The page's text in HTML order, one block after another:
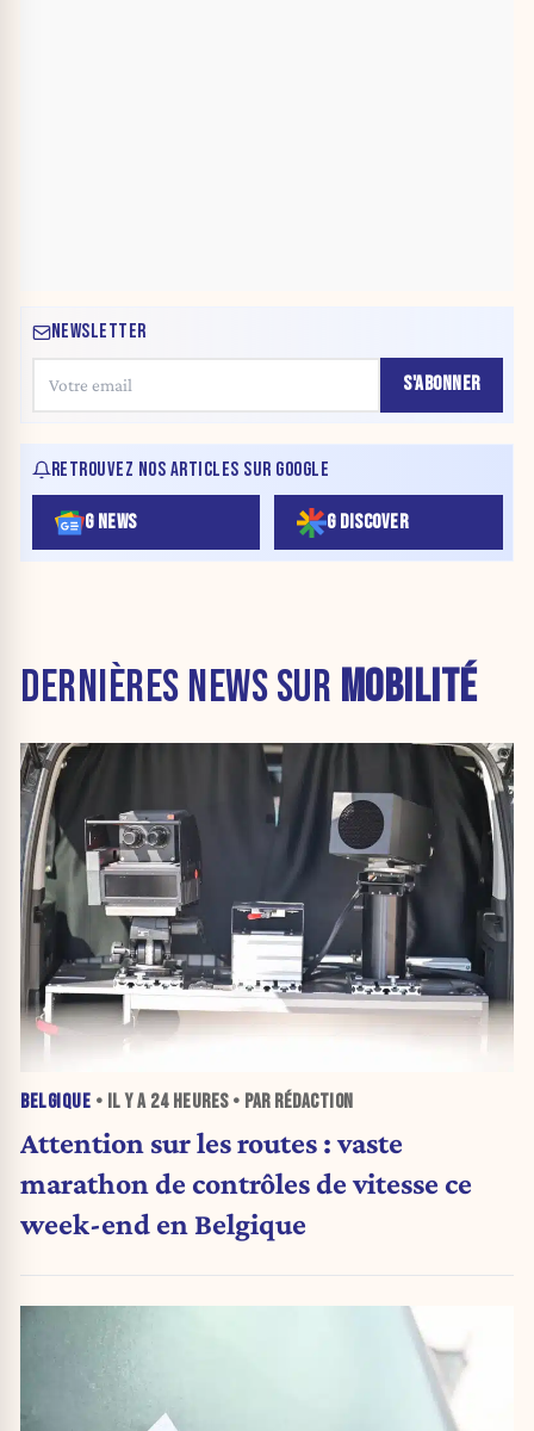
NEWSLETTER
S'ABONNER
RETROUVEZ NOS ARTICLES SUR GOOGLE
G NEWS G DISCOVER
DERNIÈRES NEWS SUR MOBILITÉ
BELGIQUE • IL Y A 24 HEURES• PAR RÉDACTION
Attention sur les routes : vaste
marathon de contrôles de vitesse ce
week-end en Belgique